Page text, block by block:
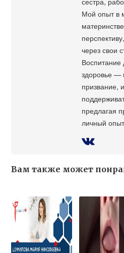
Мой опыт в
через свои
Воспитание
здоровье —
призвание,
предлагая
личный
Вам также может